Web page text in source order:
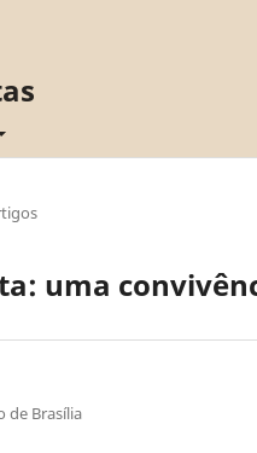
uma
de Brasília